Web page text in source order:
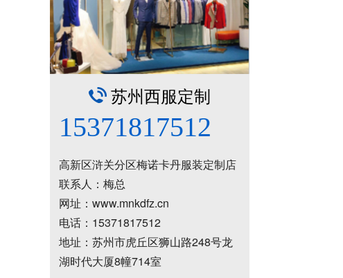
苏州西服定制
15371817512
高新区浒关分区梅诺卡丹服装定制店
联系人：梅总
网址：www.mnkdfz.cn
电话：15371817512
地址：苏州市虎丘区狮山路248号龙
湖时代大厦8幢714室